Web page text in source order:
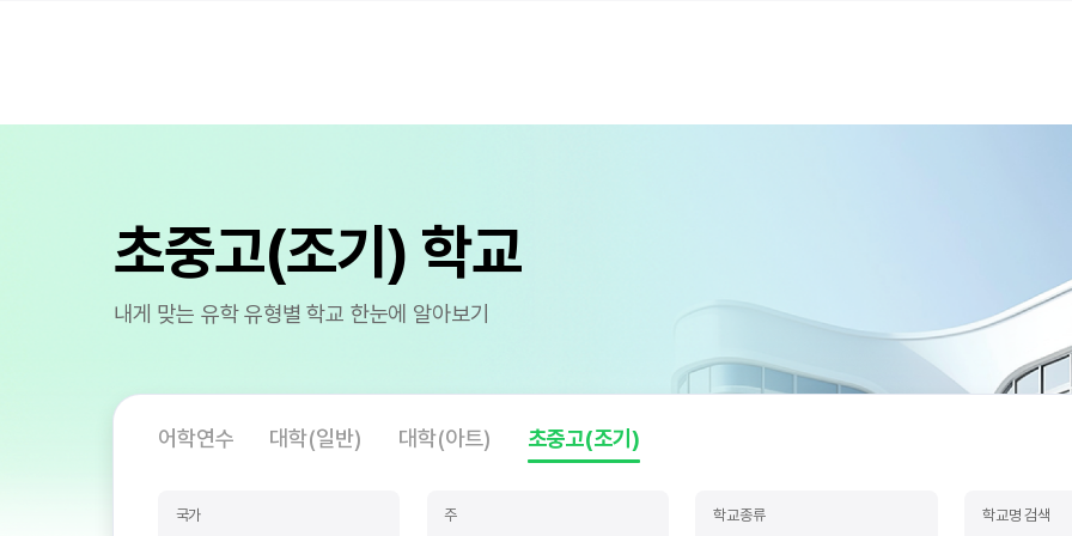
초중고(조기) 학교
내게 맞는 유학 유형별 학교 한눈에 알아보기
어학연수 대학(일반) 대학(아트) 초중고(조기)
국가 주 학교종류 학교명 검색